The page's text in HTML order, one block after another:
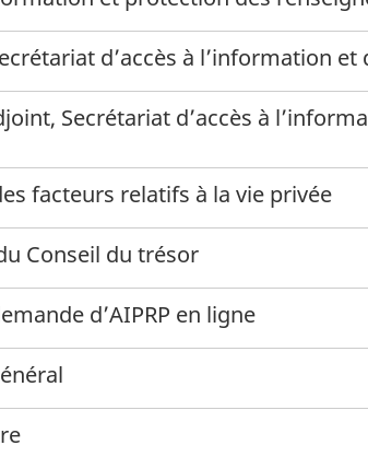
d’accès à l’information
Secrétariat d’accès à
facteurs relatifs à la vie privée
Conseil du trésor
d’AIPRP en ligne